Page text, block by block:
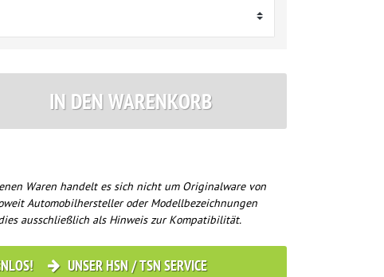
IN DEN WARENKORB
Waren handelt es sich nicht um Originalware von
Automobilhersteller oder Modellbezeichnungen
ausschließlich als Hinweis zur Kompatibilität.
UNSER HSN / TSN SERVICE